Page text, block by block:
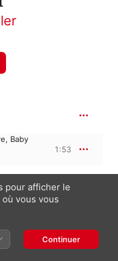
Baby
1:53
pour afficher le
vous vous
Continuer